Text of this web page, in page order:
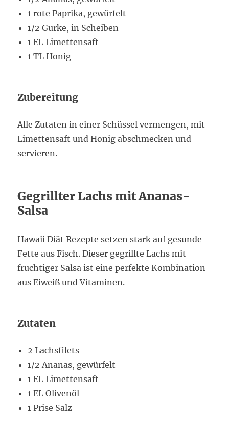
1 rote Paprika, gewürfelt
1/2 Gurke, in Scheiben
1 EL Limettensaft
1 TL Honig
Zubereitung
Alle Zutaten in einer Schüssel vermengen, mit
Limettensaft und Honig abschmecken und
servieren.
Gegrillter Lachs mit Ananas-
Salsa
Hawaii Diät Rezepte setzen stark auf gesunde
Fette aus Fisch. Dieser gegrillte Lachs mit
fruchtiger Salsa ist eine perfekte Kombination
aus Eiweiß und Vitaminen.
Zutaten
2 Lachsfilets
1/2 Ananas, gewürfelt
1 EL Limettensaft
1 EL Olivenöl
1 Prise Salz